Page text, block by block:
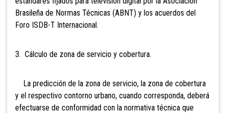
Brasileña de Normas Técnicas (ABNT) y los acuerdos del
Foro ISDB-T Internacional.
3. Cálculo de zona de servicio y cobertura.
La predicción de la zona de servicio, la zona de cobertura
y el respectivo contorno urbano, cuando corresponda, deberá
efectuarse de conformidad con la normativa técnica que